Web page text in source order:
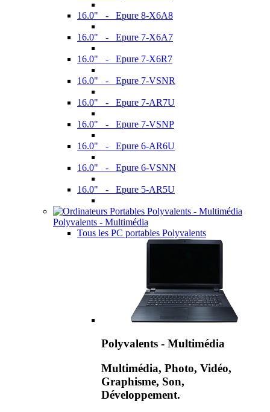
16.0" - Epure 8-X6A8
16.0" - Epure 7-X6A7
16.0" - Epure 7-X6R7
16.0" - Epure 7-VSNR
16.0" - Epure 7-AR7U
16.0" - Epure 7-VSNP
16.0" - Epure 6-AR6U
16.0" - Epure 6-VSNN
16.0" - Epure 5-AR5U
Polyvalents - Multimédia
Tous les PC portables Polyvalents
Polyvalents - Multimédia
Multimédia, Photo, Vidéo,
Graphisme, Son,
Développement.